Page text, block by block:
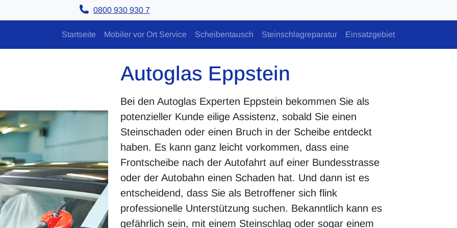
0800 930 930 7
Startseite Mobiler vor Ort Service Scheibentausch Steinschlagreparatur Einsatzgebiet
Autoglas Eppstein
Bei den Autoglas Experten Eppstein bekommen Sie als
potenzieller Kunde eilige Assistenz, sobald Sie einen
Steinschaden oder einen Bruch in der Scheibe entdeckt
haben. Es kann ganz leicht vorkommen, dass eine
Frontscheibe nach der Autofahrt auf einer Bundesstrasse
oder der Autobahn einen Schaden hat. Und dann ist es
entscheidend, dass Sie als Betroffener sich flink
professionelle Unterstützung suchen. Bekanntlich kann es
gefährlich sein, mit einem Steinschlag oder sogar einem